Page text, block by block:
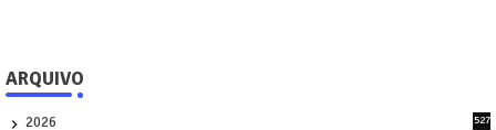
ARQUIVO
2026
527